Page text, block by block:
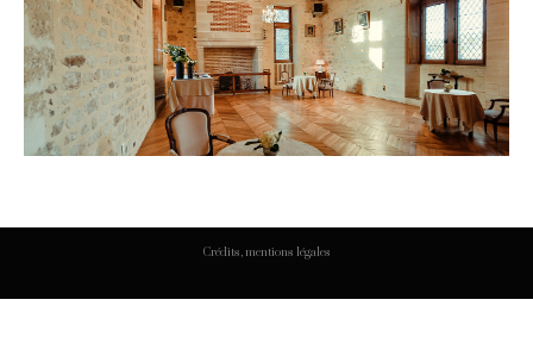
Crédits, mentions légales